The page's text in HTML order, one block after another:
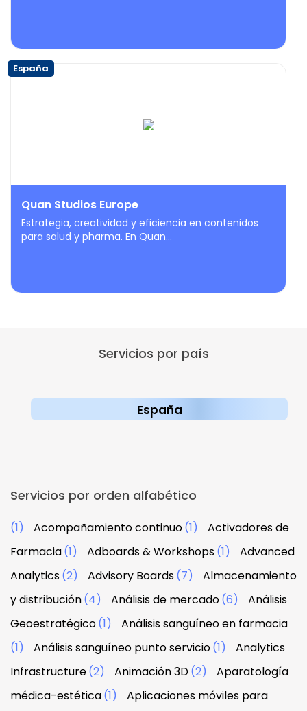
España
Quan Studios Europe
Estrategia, creatividad y eficiencia en contenidos
para salud y pharma. En Quan...
Servicios por país
España
Servicios por orden alfabético
(1) Acompañamiento continuo(1)
Activadores de
Farmacia(1) Adboards & Workshops(1)
Advanced
Analytics(2) Advisory Boards(7)
Almacenamiento
y distribución(4) Análisis de mercado(6)
Análisis
Geoestratégico(1)
Análisis sanguíneo en farmacia
(1)
Análisis sanguíneo punto servicio(1)
Analytics
Infrastructure(2) Animación 3D(2)
Aparatología
médica-estética(1)
Aplicaciones móviles para